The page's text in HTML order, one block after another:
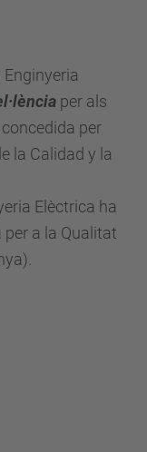
per als
per
la Calidad y la
Elèctrica ha
per a la Qualitat